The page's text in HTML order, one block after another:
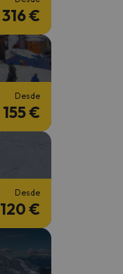
316 €
Desde
155 €
Desde
120 €